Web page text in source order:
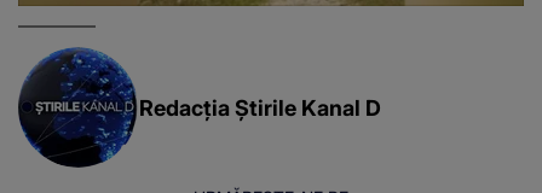
Redacția Știrile Kanal D